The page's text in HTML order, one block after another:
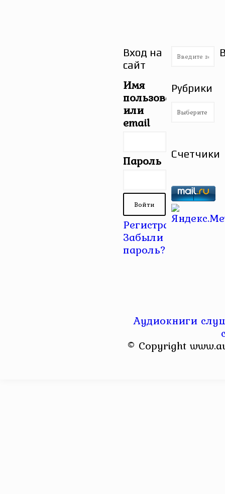
Вход на
сайт
Имя
пользователя
или
email
Пароль
Регистрация |
Забыли
пароль?
Рубрики
Рубрики
Счетчики
Аудиокниги
© Copyright